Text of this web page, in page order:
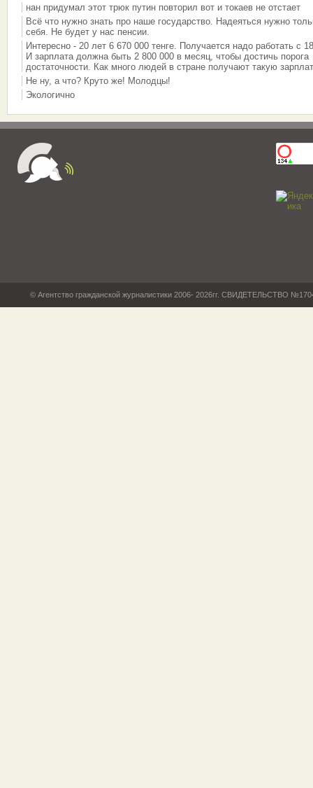
нан придумал этот трюк путин повторил вот и токаев не отстает
Всё что нужно знать про наше государство. Надеяться нужно
себя. Не будет у нас пенсии.
Интересно - 20 лет 6 670 000 тенге. Получается надо работать с
И зарплата должна быть 2 800 000 в месяц, чтобы достичь порога
достаточности. Как много людей в стране получают такую
Не ну, а что? Круто же! Молодцы!
Экологично
© Агентство гражданской журналистики 2006- 2026гг. СВИДЕТЕЛЬСТВО